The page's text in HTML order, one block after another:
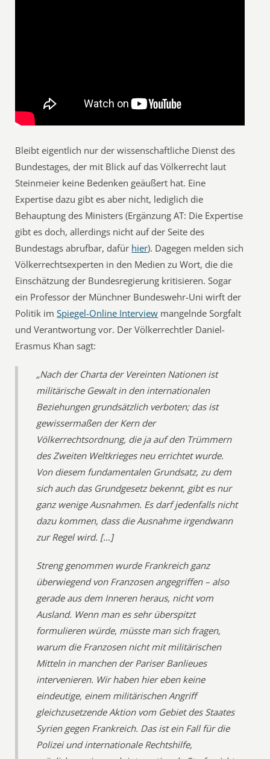
Bleibt eigentlich nur der wissenschaftliche Dienst des
Bundestages, der mit Blick auf das Völkerrecht laut
Steinmeier keine Bedenken geäußert hat. Eine
Expertise dazu gibt es aber nicht, lediglich die
Behauptung des Ministers (Ergänzung AT: Die Expertise
gibt es doch, allerdings nicht auf der Seite des
Bundestags abrufbar, dafür hier). Dagegen melden sich
Völkerrechtsexperten in den Medien zu Wort, die die
Einschätzung der Bundesregierung kritisieren. Sogar
ein Professor der Münchner Bundeswehr-Uni wirft der
Politik imSpiegel-Online Interview mangelnde Sorgfalt
und Verantwortung vor. Der Völkerrechtler Daniel-
Erasmus Khan sagt:
„Nach der Charta der Vereinten Nationen ist
militärische Gewalt in den internationalen
Beziehungen grundsätzlich verboten; das ist
gewissermaßen der Kern der
Völkerrechtsordnung, die ja auf den Trümmern
des Zweiten Weltkrieges neu errichtet wurde.
Von diesem fundamentalen Grundsatz, zu dem
sich auch das Grundgesetz bekennt, gibt es nur
ganz wenige Ausnahmen. Es darf jedenfalls nicht
dazu kommen, dass die Ausnahme irgendwann
zur Regel wird. […]
Streng genommen wurde Frankreich ganz
überwiegend von Franzosen angegriffen – also
gerade aus dem Inneren heraus, nicht vom
Ausland. Wenn man es sehr überspitzt
formulieren würde, müsste man sich fragen,
warum die Franzosen nicht mit militärischen
Mitteln in manchen der Pariser Banlieues
intervenieren. Wir haben hier eben keine
eindeutige, einem militärischen Angriff
gleichzusetzende Aktion vom Gebiet des Staates
Syrien gegen Frankreich. Das ist ein Fall für die
Polizei und internationale Rechtshilfe,